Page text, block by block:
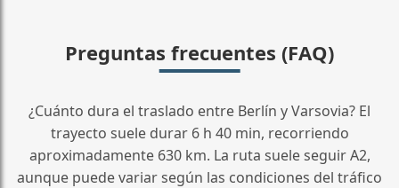
Preguntas frecuentes (FAQ)
¿Cuánto dura el traslado entre Berlín y Varsovia? El
trayecto suele durar 6 h 40 min, recorriendo
aproximadamente 630 km. La ruta suele seguir A2,
aunque puede variar según las condiciones del tráfico